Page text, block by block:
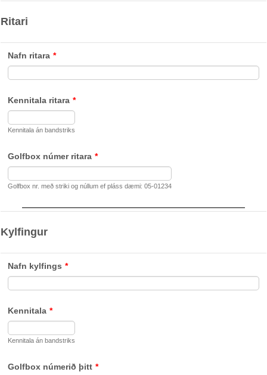
Ritari
Nafn ritara *
Kennitala ritara *
Kennitala án bandstriks
Golfbox númer ritara *
Golfbox nr. með striki og núllum ef pláss dæmi: 05-01234
Kylfingur
Nafn kylfings *
Kennitala *
Kennitala án bandstriks
Golfbox númerið þitt *